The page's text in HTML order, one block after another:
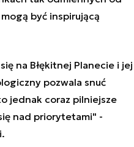
być inspirującą
na Błękitnej Planecie i jej
pozwala snuć
jednak coraz pilniejsze
nad priorytetami" -